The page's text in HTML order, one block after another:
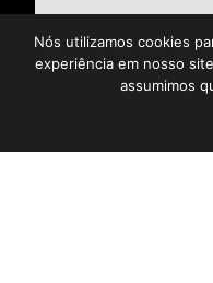
Nós utilizamos cookies
experiência em nosso
assumimos